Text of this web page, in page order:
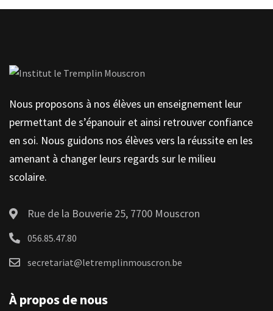
Nous proposons à nos élèves un enseignement leur
permettant de s’épanouir et ainsi retrouver confiance
en soi. Nous guidons nos élèves vers la réussite en les
amenant à changer leurs regards sur le milieu
scolaire.
Rue de la Bouverie 25, 7700 Mouscron
056.85.47.80
secretariat@letremplinmouscron.be
À propos de nous